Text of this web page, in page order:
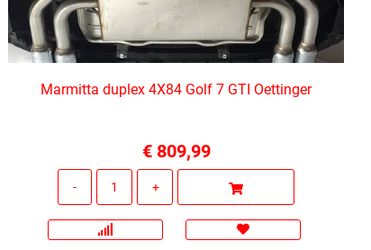
Marmitta duplex 4X84 Golf 7 GTI Oettinger
€ 809,99